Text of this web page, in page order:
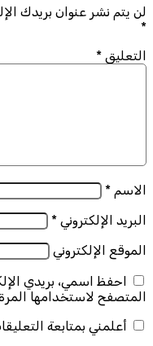
لن يتم نشر عنوان بريدك
*
التعليق *
الاسم *
البريد الإلكتروني *
الموقع الإلكتروني
احفظ اسمي، بريدي
المتصفح لاستخدامها
أعلمني بمتابعة